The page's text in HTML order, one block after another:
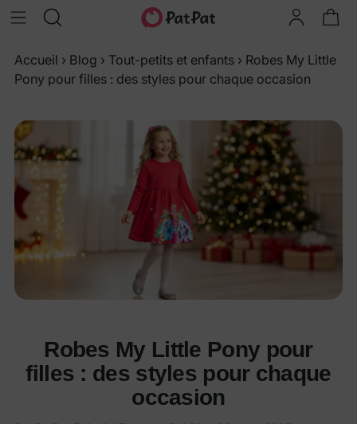
Accueil › Blog › Tout-petits et enfants › Robes My Little
Pony pour filles : des styles pour chaque occasion
Robes My Little Pony pour
filles : des styles pour chaque
occasion